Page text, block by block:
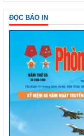
ĐỌC BÁO IN